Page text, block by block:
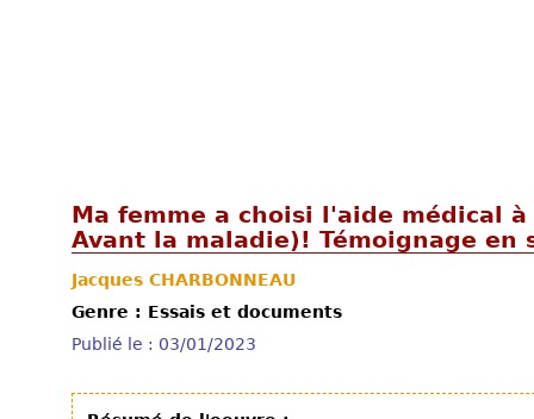
Ma femme a choisi l'aide médical
Avant la maladie)! Témoignage en
Jacques CHARBONNEAU
Genre : Essais et documents
Publié le : 03/01/2023